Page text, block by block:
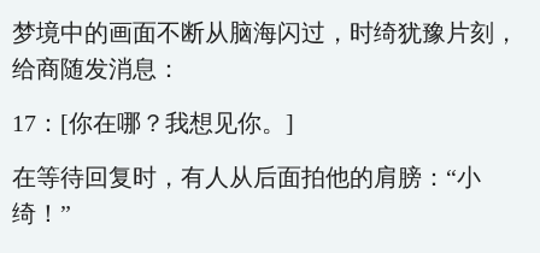
梦境中的画面不断从脑海闪过，时绮犹豫片刻，
给商随发消息：
17：[你在哪？我想见你。]
在等待回复时，有人从后面拍他的肩膀：“小
绮！”